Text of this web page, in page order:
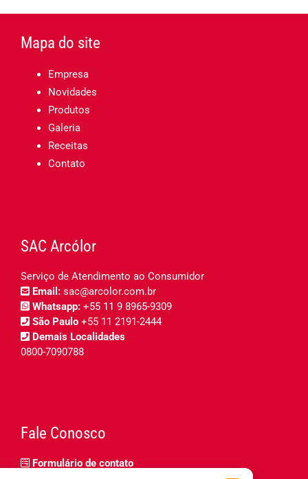
Mapa do site
Empresa
Novidades
Produtos
Galeria
Receitas
Contato
SAC Arcólor
Serviço de Atendimento ao Consumidor
Email: sac@arcolor.com.br
Whatsapp: +55 11 9 8965-9309
São Paulo +55 11 2191-2444
Demais Localidades
0800-7090788
Fale Conosco
Formulário de contato